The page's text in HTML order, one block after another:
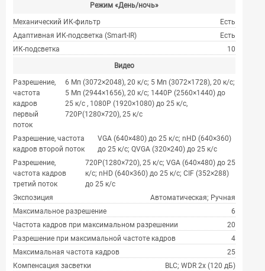
Режим «День/ночь»
Механический ИК-фильтр
Есть
Адаптивная ИК-подсветка (Smart-IR)
Есть
ИК-подсветка
10
Видео
Разрешение,
частота
кадров
первый
поток
6 Мп (3072×2048), 20 к/с; 5 Мп (3072×1728), 20 к/с;
5 Мп (2944×1656), 20 к/с; 1440P (2560×1440) до
25 к/с , 1080P (1920×1080) до 25 к/с,
720P(1280×720), 25 к/с
Разрешение, частота
кадров второй поток
VGA (640×480) до 25 к/с; nHD (640×360)
до 25 к/с; QVGA (320×240) до 25 к/с
Разрешение,
частота кадров
третий поток
720P(1280×720), 25 к/с; VGA (640×480) до 25
к/с; nHD (640×360) до 25 к/с; CIF (352×288)
до 25 к/с
Экспозиция
Автоматическая; Ручная
Максимальное разрешение
6
Частота кадров при максимальном разрешении
20
Разрешение при максимальной частоте кадров
4
Максимальная частота кадров
25
Компенсация засветки
BLC; WDR 2x (120 дБ)